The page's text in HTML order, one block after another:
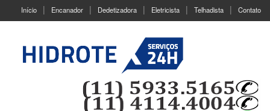
Início Encanador Dedetizadora Eletricista Telhadista Contato